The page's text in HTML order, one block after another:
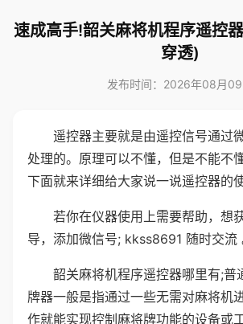
速成高手!韶关麻将机程序遥控
穿透)
发布时间：2026年08月09
遥控器主要就是由遥控信号通过
处理的。原理可以不懂，但是不能不
下面就来详细给大家说一说遥控器的
若你在仪器使用上需要帮助，想
导，添加微信号; kkss8691 随时交流
韶关麻将机程序遥控器哪里有;普
牌器一般是指通过一些无需对麻将机
作就能实现控制麻将牌功能的设备或工